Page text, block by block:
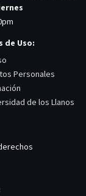
de Uso:
Personales
de los Llanos